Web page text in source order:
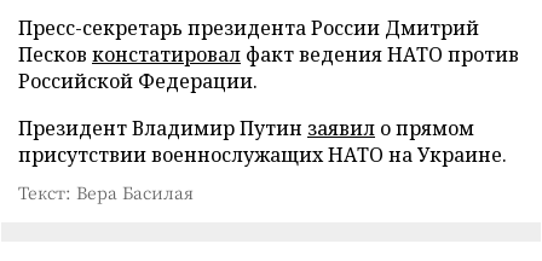
Пресс-секретарь президента России Дмитрий
Песков констатировал факт ведения НАТО против
Российской Федерации.
Президент Владимир Путин заявил о прямом
присутствии военнослужащих НАТО на Украине.
Текст: Вера Басилая